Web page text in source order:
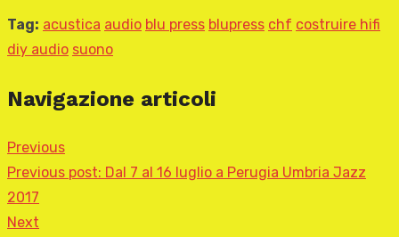
Tag: acustica audio blu press blupress chf costruire hifi
diy audio suono
Navigazione articoli
Previous
Previous post: Dal 7 al 16 luglio a Perugia Umbria Jazz
2017
Next